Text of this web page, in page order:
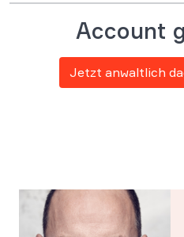
Account
Jetzt anwaltlich